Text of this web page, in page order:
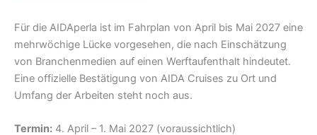
Für die AIDAperla ist im Fahrplan von April bis Mai 2027 eine
mehrwöchige Lücke vorgesehen, die nach Einschätzung
von Branchenmedien auf einen Werftaufenthalt hindeutet.
Eine offizielle Bestätigung von AIDA Cruises zu Ort und
Umfang der Arbeiten steht noch aus.
Termin: 4. April – 1. Mai 2027 (voraussichtlich)